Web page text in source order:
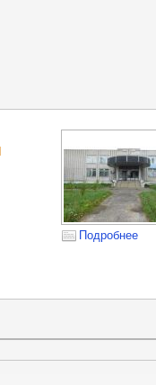
Подробнее